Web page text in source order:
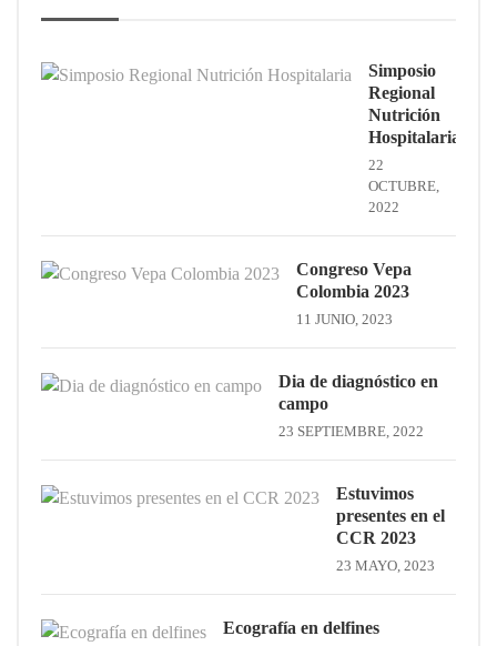
Simposio
Regional
Nutrición
Hospitalaria
22
OCTUBRE,
2022
Congreso Vepa
Colombia 2023
11 JUNIO, 2023
Dia de diagnóstico en
campo
23 SEPTIEMBRE, 2022
Estuvimos
presentes en el
CCR 2023
23 MAYO, 2023
Ecografía en delfines